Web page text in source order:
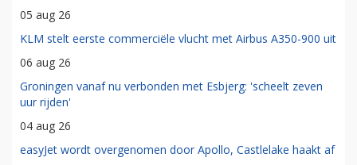
05 aug 26
KLM stelt eerste commerciële vlucht met Airbus A350-900 uit
06 aug 26
Groningen vanaf nu verbonden met Esbjerg: 'scheelt zeven
uur rijden'
04 aug 26
easyJet wordt overgenomen door Apollo, Castlelake haakt af